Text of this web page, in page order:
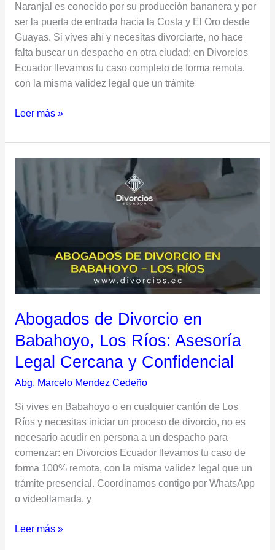
Naranjal es conocido por su producción bananera y por
ser la puerta de entrada hacia la Costa y El Oro desde
Guayas. Si vives ahí y necesitas divorciarte, no hace
falta buscar un despacho en otra ciudad: en Divorcios
Ecuador llevamos tu caso completo de forma remota,
con la misma validez legal que un trámite
Leer más »
Abogados de Divorcio en
Babahoyo, Los Ríos: Asesoría
Legal Cercana y Confidencial
Abg. Marcelo Mendez Cedeño
Si vives en Babahoyo o en cualquier cantón de Los
Ríos y necesitas iniciar un proceso de divorcio, no es
necesario acudir en persona a un despacho para
comenzar: en Divorcios Ecuador llevamos tu caso de
forma 100% remota, con la misma validez legal que un
trámite presencial. Coordinamos contigo por WhatsApp
o videollamada, y
Abogados
Divorcio
en
Babahoyo,
Los
Ríos:
Asesoría
Legal
y
Confidencial
Leer más »